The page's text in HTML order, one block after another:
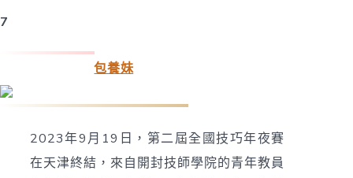
7
李文航：奪得包養妹全國技巧年夜賽冠軍
2023年9月19日，第二屆全國技巧年夜賽
在天津終結，來自開封技師學院的青年教員